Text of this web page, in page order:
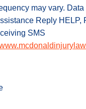
may vary. Data
Reply HELP,
SMS